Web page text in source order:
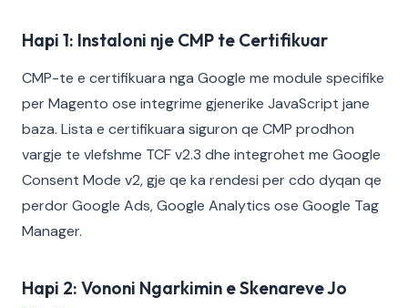
Hapi 1: Instaloni nje CMP te Certifikuar
CMP-te e certifikuara nga Google me module specifike
per Magento ose integrime gjenerike JavaScript jane
baza. Lista e certifikuara siguron qe CMP prodhon
vargje te vlefshme TCF v2.3 dhe integrohet me Google
Consent Mode v2, gje qe ka rendesi per cdo dyqan qe
perdor Google Ads, Google Analytics ose Google Tag
Manager.
Hapi 2: Vononi Ngarkimin e Skenareve Jo